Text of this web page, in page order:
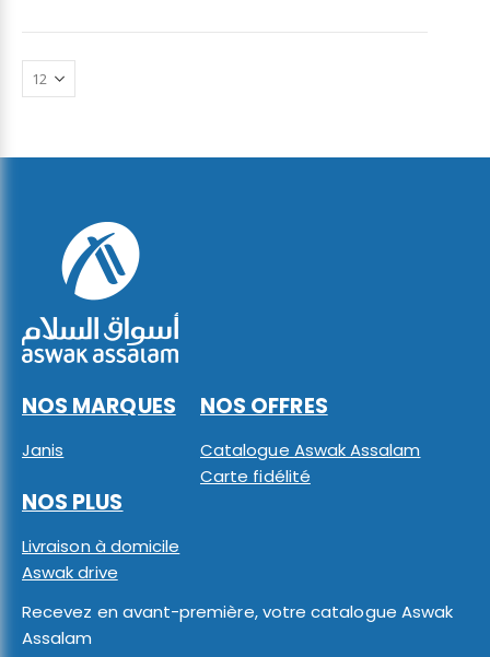
NOS MARQUES
Janis
NOS OFFRES
Catalogue Aswak Assalam
Carte fidélité
NOS PLUS
Livraison à domicile
Aswak drive
Recevez en avant-première, votre catalogue Aswak
Assalam